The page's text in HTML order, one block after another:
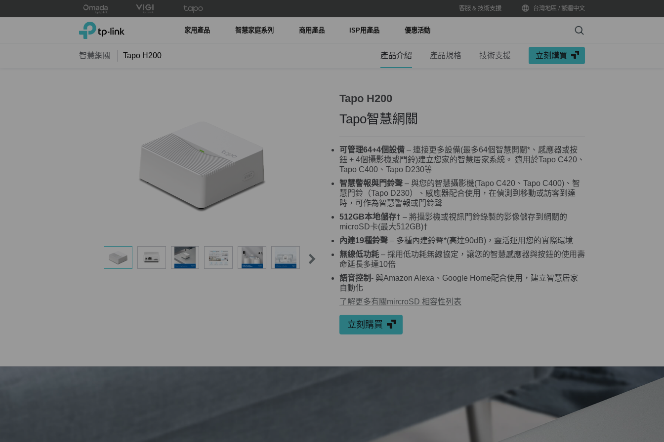
to
客服 & 技術支援 台灣地區 / 繁體中文
TP-Link, Reliably Smart 家用產品 智慧家庭系列 商用產品 ISP用產品 優惠活動 Search
智慧網關 Tapo H200 產品介紹 產品規格 技術支援 立刻購買
Tapo H200
Tapo智慧網關
可管理64+4個設備 – 連接更多設備(最多64個智慧開關* 、感應器或按
鈕 + 4個攝影機或門鈴)建立您家的智慧居家系統。 適用於Tapo C420、
Tapo C400、Tapo D230等
智慧警報與門鈴聲 – 與您的智慧攝影機(Tapo C420、Tapo C400)、智
慧門鈴（Tapo D230）、感應器配合使用，在偵測到移動或訪客到達
時，可作為智慧警報或門鈴聲
512GB本地儲存† – 將攝影機或視訊門鈴錄製的影像儲存到網關的
microSD卡(最大512GB)†
內建19種鈴聲 – 多種內建鈴聲*(高達90dB)，靈活運用您的實際環境
無線低功耗 – 採用低功耗無線協定，讓您的智慧感應器與按鈕的使用壽
命延長多達10倍
語音控制- 與Amazon Alexa、Google Home配合使用，建立智慧居家
自動化
了解更多有關mircroSD 相容性列表
立刻購買